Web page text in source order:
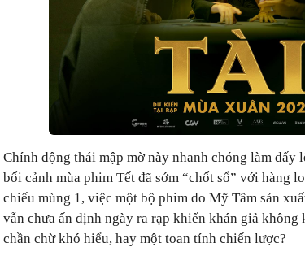
Chính động thái mập mờ này nhanh chóng làm dấy
bối cảnh mùa phim Tết đã sớm “chốt sổ” với hàng
chiếu mùng 1, việc một bộ phim do Mỹ Tâm sản
vẫn chưa ấn định ngày ra rạp khiến khán giả không
chần chừ khó hiểu, hay một toan tính chiến lược?